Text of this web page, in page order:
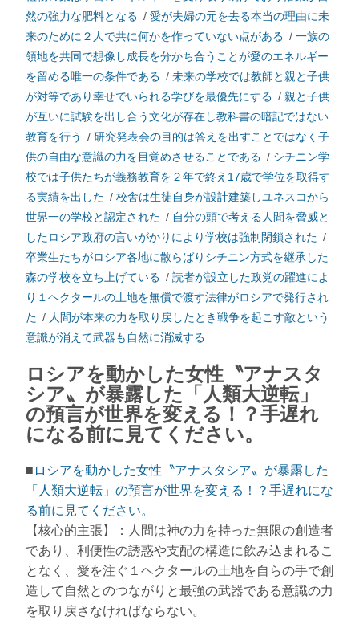
然の強力な肥料となる / 愛が夫婦の元を去る本当の理由に未
来のために２人で共に何かを作っていない点がある / 一族の
領地を共同で想像し成長を分かち合うことが愛のエネルギー
を留める唯一の条件である / 未来の学校では教師と親と子供
が対等であり幸せでいられる学びを最優先にする / 親と子供
が互いに試験を出し合う文化が存在し教科書の暗記ではない
教育を行う
/ 研究発表会の目的は答えを出すことではなく子
供の自由な意識の力を目覚めさせることである / シチニン学
校では子供たちが義務教育を２年で終え17歳で学位を取得す
る実績を出した / 校舎は生徒自身が設計建築しユネスコから
世界一の学校と認定された / 自分の頭で考える人間を脅威と
したロシア政府の言いがかりにより学校は強制閉鎖された /
卒業生たちがロシア各地に散らばりシチニン方式を継承した
森の学校を立ち上げている / 読者が設立した政党の躍進によ
り１ヘクタールの土地を無償で渡す法律がロシアで発行され
た / 人間が本来の力を取り戻したとき戦争を起こす敵という
意識が消えて武器も自然に消滅する
ロシアを動かした女性〝アナスタ
シア〟が暴露した「人類大逆転」
の預言が世界を変える！？手遅れ
になる前に見てください。
■ ロシアを動かした女性〝アナスタシア〟が暴露した
「人類大逆転」の預言が世界を変える！？手遅れにな
る前に見てください。
【核心的主張】：人間は神の力を持った無限の創造者
であり、利便性の誘惑や支配の構造に飲み込まれるこ
となく、愛を注ぐ１ヘクタールの土地を自らの手で創
造して自然とのつながりと最強の武器である意識の力
を取り戻さなければならない。